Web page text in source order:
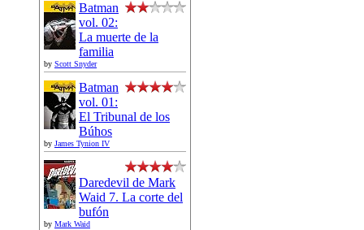
Batman
vol. 02:
La muerte de la
familia
by Scott Snyder
Batman
vol. 01:
El Tribunal de los
Búhos
by James Tynion IV
Daredevil de Mark
Waid 7. La corte del
bufón
by Mark Waid